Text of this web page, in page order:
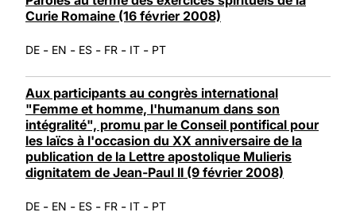
Curie Romaine (16 février 2008)
DE - EN - ES - FR - IT - PT
Aux participants au congrès international
"Femme et homme, l'humanum dans son
intégralité", promu par le Conseil pontifical pour
les laïcs à l'occasion du XX anniversaire de la
publication de la Lettre apostolique Mulieris
dignitatem de Jean-Paul II (9 février 2008)
DE - EN - ES - FR - IT - PT